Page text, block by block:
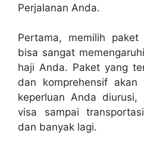
Perjalanan Anda.
Pertama, memilih
bisa sangat
haji Anda. Paket yang
dan komprehensif akan
keperluan Anda
visa sampai
dan banyak lagi.